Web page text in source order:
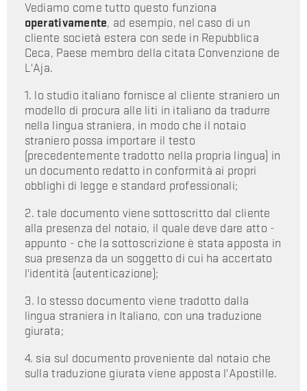
Vediamo come tutto questo funziona
operativamente, ad esempio, nel caso di un
cliente società estera con sede in Repubblica
Ceca, Paese membro della citata Convenzione de
L'Aja.
1. lo studio italiano fornisce al cliente straniero un
modello di procura alle liti in italiano da tradurre
nella lingua straniera, in modo che il notaio
straniero possa importare il testo
(precedentemente tradotto nella propria lingua) in
un documento redatto in conformità ai propri
obblighi di legge e standard professionali;
2. tale documento viene sottoscritto dal cliente
alla presenza del notaio, il quale deve dare atto -
appunto - che la sottoscrizione è stata apposta in
sua presenza da un soggetto di cui ha accertato
l'identità (autenticazione);
3. lo stesso documento viene tradotto dalla
lingua straniera in Italiano, con una traduzione
giurata;
4. sia sul documento proveniente dal notaio che
sulla traduzione giurata viene apposta l'Apostille.